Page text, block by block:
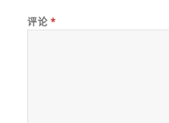
评论 *